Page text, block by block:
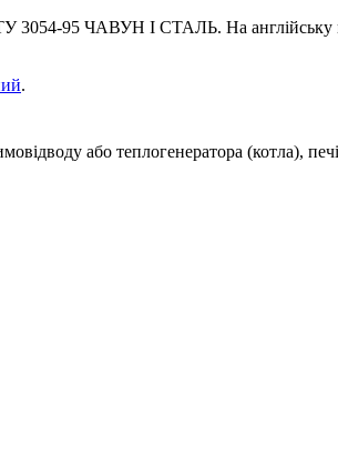
3054-95 ЧАВУН I СТАЛЬ. На англійську
.
або теплогенератора (котла),